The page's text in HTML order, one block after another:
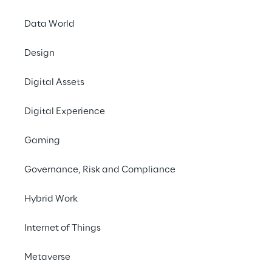
Data World
Design
Digital Assets
Digital Experience
Gaming
Governance, Risk and Compliance
Hybrid Work
Internet of Things
Metaverse